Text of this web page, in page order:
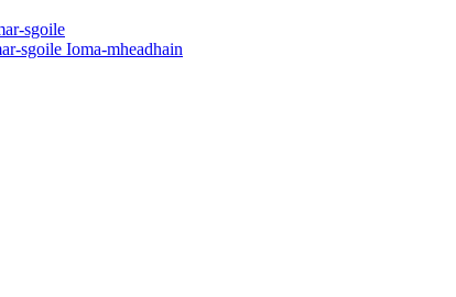
sgoile
sgoile Ioma-mheadhain